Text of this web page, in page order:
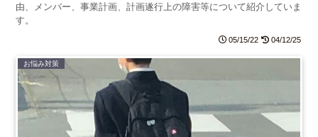
由、メンバー、事業計画、計画遂行上の障害等について紹介していま
す。
05/15/22 04/12/25
お悩み対策